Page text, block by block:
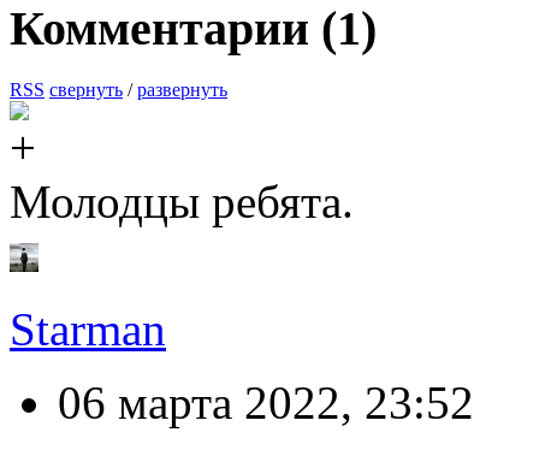
Комментарии (1)
RSS свернуть /развернуть
Молодцы ребята.
Starman
06 марта 2022, 23:52